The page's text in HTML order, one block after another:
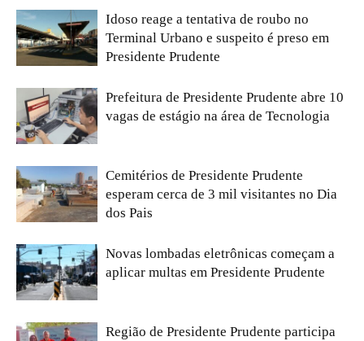
Idoso reage a tentativa de roubo no
Terminal Urbano e suspeito é preso em
Presidente Prudente
Prefeitura de Presidente Prudente abre 10
vagas de estágio na área de Tecnologia
Cemitérios de Presidente Prudente
esperam cerca de 3 mil visitantes no Dia
dos Pais
Novas lombadas eletrônicas começam a
aplicar multas em Presidente Prudente
Região de Presidente Prudente participa